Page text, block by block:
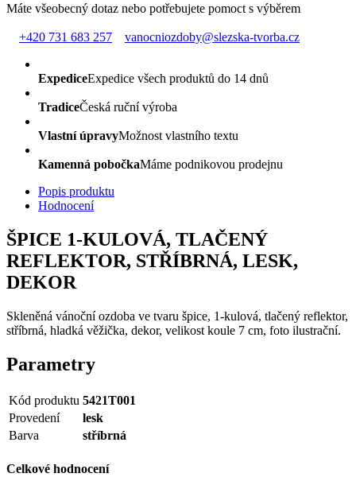
Máte všeobecný dotaz nebo potřebujete pomoct s výběrem
+420 731 683 257 vanocniozdoby@slezska-tvorba.cz
ExpediceExpedice všech produktů do 14 dnů
TradiceČeská ruční výroba
Vlastní úpravyMožnost vlastního textu
Kamenná pobočkaMáme podnikovou prodejnu
Popis produktu
Hodnocení
ŠPICE 1-KULOVÁ, TLAČENÝ
REFLEKTOR, STŘÍBRNÁ, LESK,
DEKOR
Skleněná vánoční ozdoba ve tvaru špice, 1-kulová, tlačený reflektor,
stříbrná, hladká věžička, dekor, velikost koule 7 cm, foto ilustrační.
Parametry
Kód produktu 5421T001
Provedení
lesk
Barva
stříbrná
Celkové hodnocení